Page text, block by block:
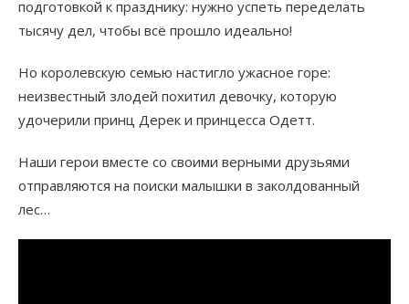
подготовкой к празднику: нужно успеть переделать
тысячу дел, чтобы всё прошло идеально!
Но королевскую семью настигло ужасное горе:
неизвестный злодей похитил девочку, которую
удочерили принц Дерек и принцесса Одетт.
Наши герои вместе со своими верными друзьями
отправляются на поиски малышки в заколдованный
лес…